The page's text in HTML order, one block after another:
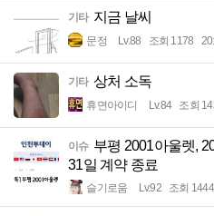
기타 지금 날씨
문정 Lv.88 조회 1178
기타 상처 소독
휴면아이디 Lv.84 조회
이슈 부평 2001아울렛,
31일 계약 종료
슬기로움 Lv.92 조회 1444